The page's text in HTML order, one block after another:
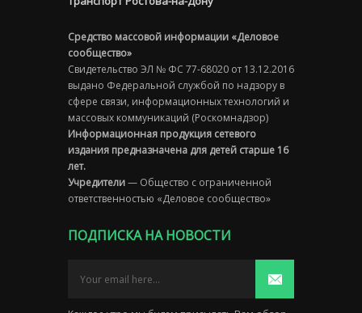
Средство массовой информации «Деловое
сообщество»
Свидетельство ЭЛ № ФС 77-68020 от 13.12.2016
выдано Федеральной службой по надзору в
сфере связи, информационных технологий и
массовых коммуникаций (Роскомнадзор)
Информационная продукция сетевого
издания предназначена для детей старше 16
лет.
Учредители— Общество с ограниченной
ответственностью «Деловое сообщество»
ПОДПИСКА НА НОВОСТИ